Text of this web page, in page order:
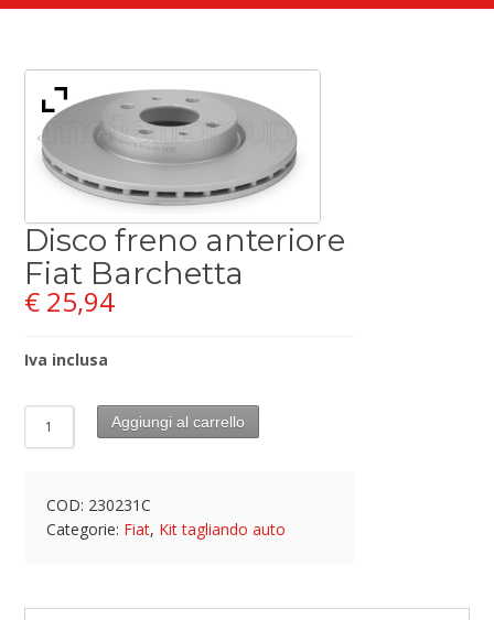
Disco freno anteriore
Fiat Barchetta
€ 25,94
Iva inclusa
Aggiungi al carrello
COD: 230231C
Categorie: Fiat, Kit tagliando auto